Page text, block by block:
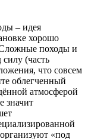
– идея
хорошо
Сложные походы и
(часть
что совсем
облегченный
атмосферой
значит
«под